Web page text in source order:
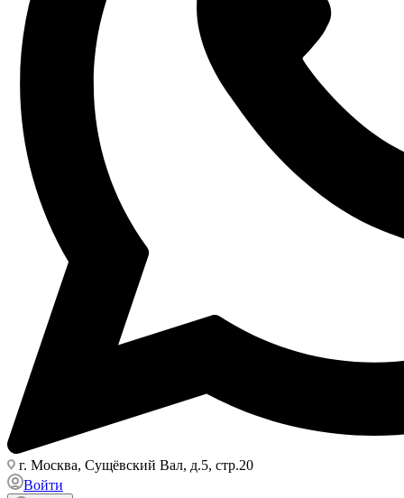
г. Москва, Сущёвский Вал, д.5, стр.20
Войти